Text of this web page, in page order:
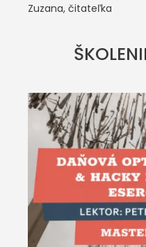
Zuzana, čitateľka